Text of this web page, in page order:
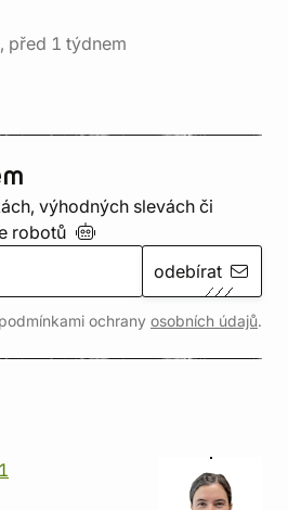
před 1 týdnem
výhodných slevách či
robotů
odebírat
ochrany osobních údajů.